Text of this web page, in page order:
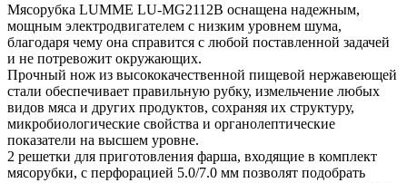
Мясорубка LUMME LU-MG2112B оснащена надежным,
мощным электродвигателем с низким уровнем шума,
благодаря чему она справится с любой поставленной задачей
и не потревожит окружающих.
Прочный нож из высококачественной пищевой нержавеющей
стали обеспечивает правильную рубку, измельчение любых
видов мяса и других продуктов, сохраняя их структуру,
микробиологические свойства и органолептические
показатели на высшем уровне.
2 решетки для приготовления фарша, входящие в комплект
мясорубки, с перфорацией 5.0/7.0 мм позволят подобрать